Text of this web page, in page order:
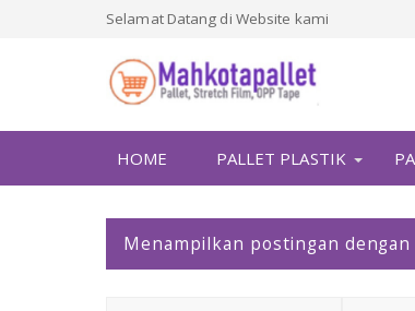
Selamat Datang di Website kami
HOME PALLET PLASTIK
Menampilkan postingan dengan